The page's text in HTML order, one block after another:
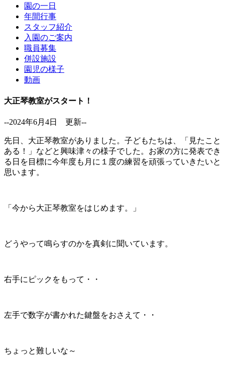
園の一日
年間行事
スタッフ紹介
入園のご案内
職員募集
併設施設
園児の様子
動画
大正琴教室がスタート！
--2024年6月4日 更新--
先日、大正琴教室がありました。子どもたちは、「見たこと
ある！」などと興味津々の様子でした。お家の方に発表でき
る日を目標に今年度も月に１度の練習を頑張っていきたいと
思います。
「今から大正琴教室をはじめます。」
どうやって鳴らすのかを真剣に聞いています。
右手にピックをもって・・
左手で数字が書かれた鍵盤をおさえて・・
ちょっと難しいな～